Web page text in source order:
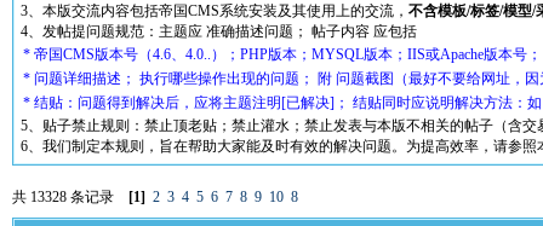
3、本版交流内容包括帝国CMS系统安装及其使用上的交流， 不含模板/标签/模型/
4、发帖提问题规范：主题应 准确描述问题； 帖子内容 应包括
* 帝国CMS版本号（4.6、4.0..）；PHP版本；MYSQL版本；IIS或Apache版本号；
* 问题详细描述； 执行哪些操作出现的问题； 附 问题截图（最好不要给网址，
* 结贴：问题得到解决后，应将主题注明[已解决]； 结贴同时应说明解决方法：
5、贴子禁止规则：禁止顶老贴；禁止灌水；禁止发表与本版不相关的帖子（含
6、我们制定本规则，旨在帮助大家能及时有效的解决问题。为提高效率，请参
共 13328 条记录 [1] 2 3 4 5 6 7 8 9 10 8